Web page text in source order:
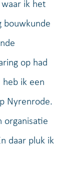
ik het
bouwkunde
op had
ik een
Nyrenrode.
organisatie
daar pluk ik